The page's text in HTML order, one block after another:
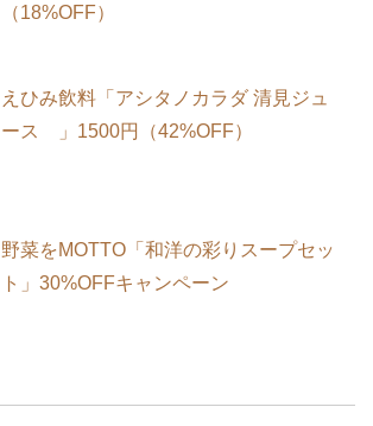
（18%OFF）
えひみ飲料「アシタノカラダ 清見ジュ
ース 」1500円（42%OFF）
野菜をMOTTO「和洋の彩りスープセッ
ト」30%OFFキャンペーン